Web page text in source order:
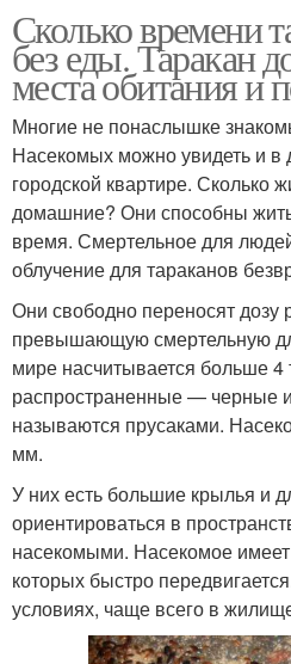
Сколько времени
без еды. Таракан
места обитания и
Многие не понаслышке
Насекомых можно увидеть и в
городской квартире. Сколько
домашние? Они способны
время. Смертельное для
облучение для тараканов
Они свободно переносят дозу
превышающую смертельную
мире насчитывается больше
распространенные —
называются прусаками.
мм.
У них есть большие крылья и
ориентироваться в
насекомыми. Насекомое
которых быстро
условиях, чаще всего в